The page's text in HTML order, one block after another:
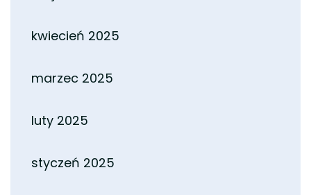
kwiecień 2025
marzec 2025
luty 2025
styczeń 2025